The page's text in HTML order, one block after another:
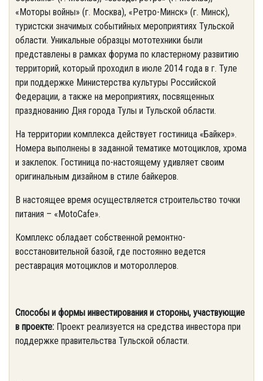
«Моторы войны» (г. Москва), «Ретро-Минск» (г. Минск),
туристски значимых событийных мероприятиях Тульской
области. Уникальные образцы мототехники были
представлены в рамках форума по кластерному развитию
территорий, который проходил в июле 2014 года в г. Туле
при поддержке Министерства культуры Российской
Федерации, а также на мероприятиях, посвященных
празднованию Дня города Тулы и Тульской области.
На территории комплекса действует гостиница «Байкер».
Номера выполнены в заданной тематике мотоциклов, хрома
и заклепок. Гостиница по-настоящему удивляет своим
оригинальным дизайном в стиле байкеров.
В настоящее время осуществляется строительство точки
питания – «MotoCafe».
Комплекс обладает собственной ремонтно-
восстановительной базой, где постоянно ведется
реставрация мотоциклов и мотороллеров.
Способы и формы инвестирования и стороны, участвующие
в проекте: Проект реализуется на средства инвестора при
поддержке правительства Тульской области.